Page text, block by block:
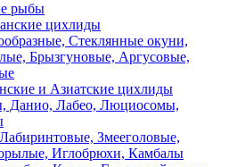
рыбы
цихлиды
Стеклянные окуни,
Брызгуновые, Аргусовые,
и Азиатские цихлиды
Данио, Лабео, Люциосомы,
Змееголовые,
Иглобрюхи, Камбалы